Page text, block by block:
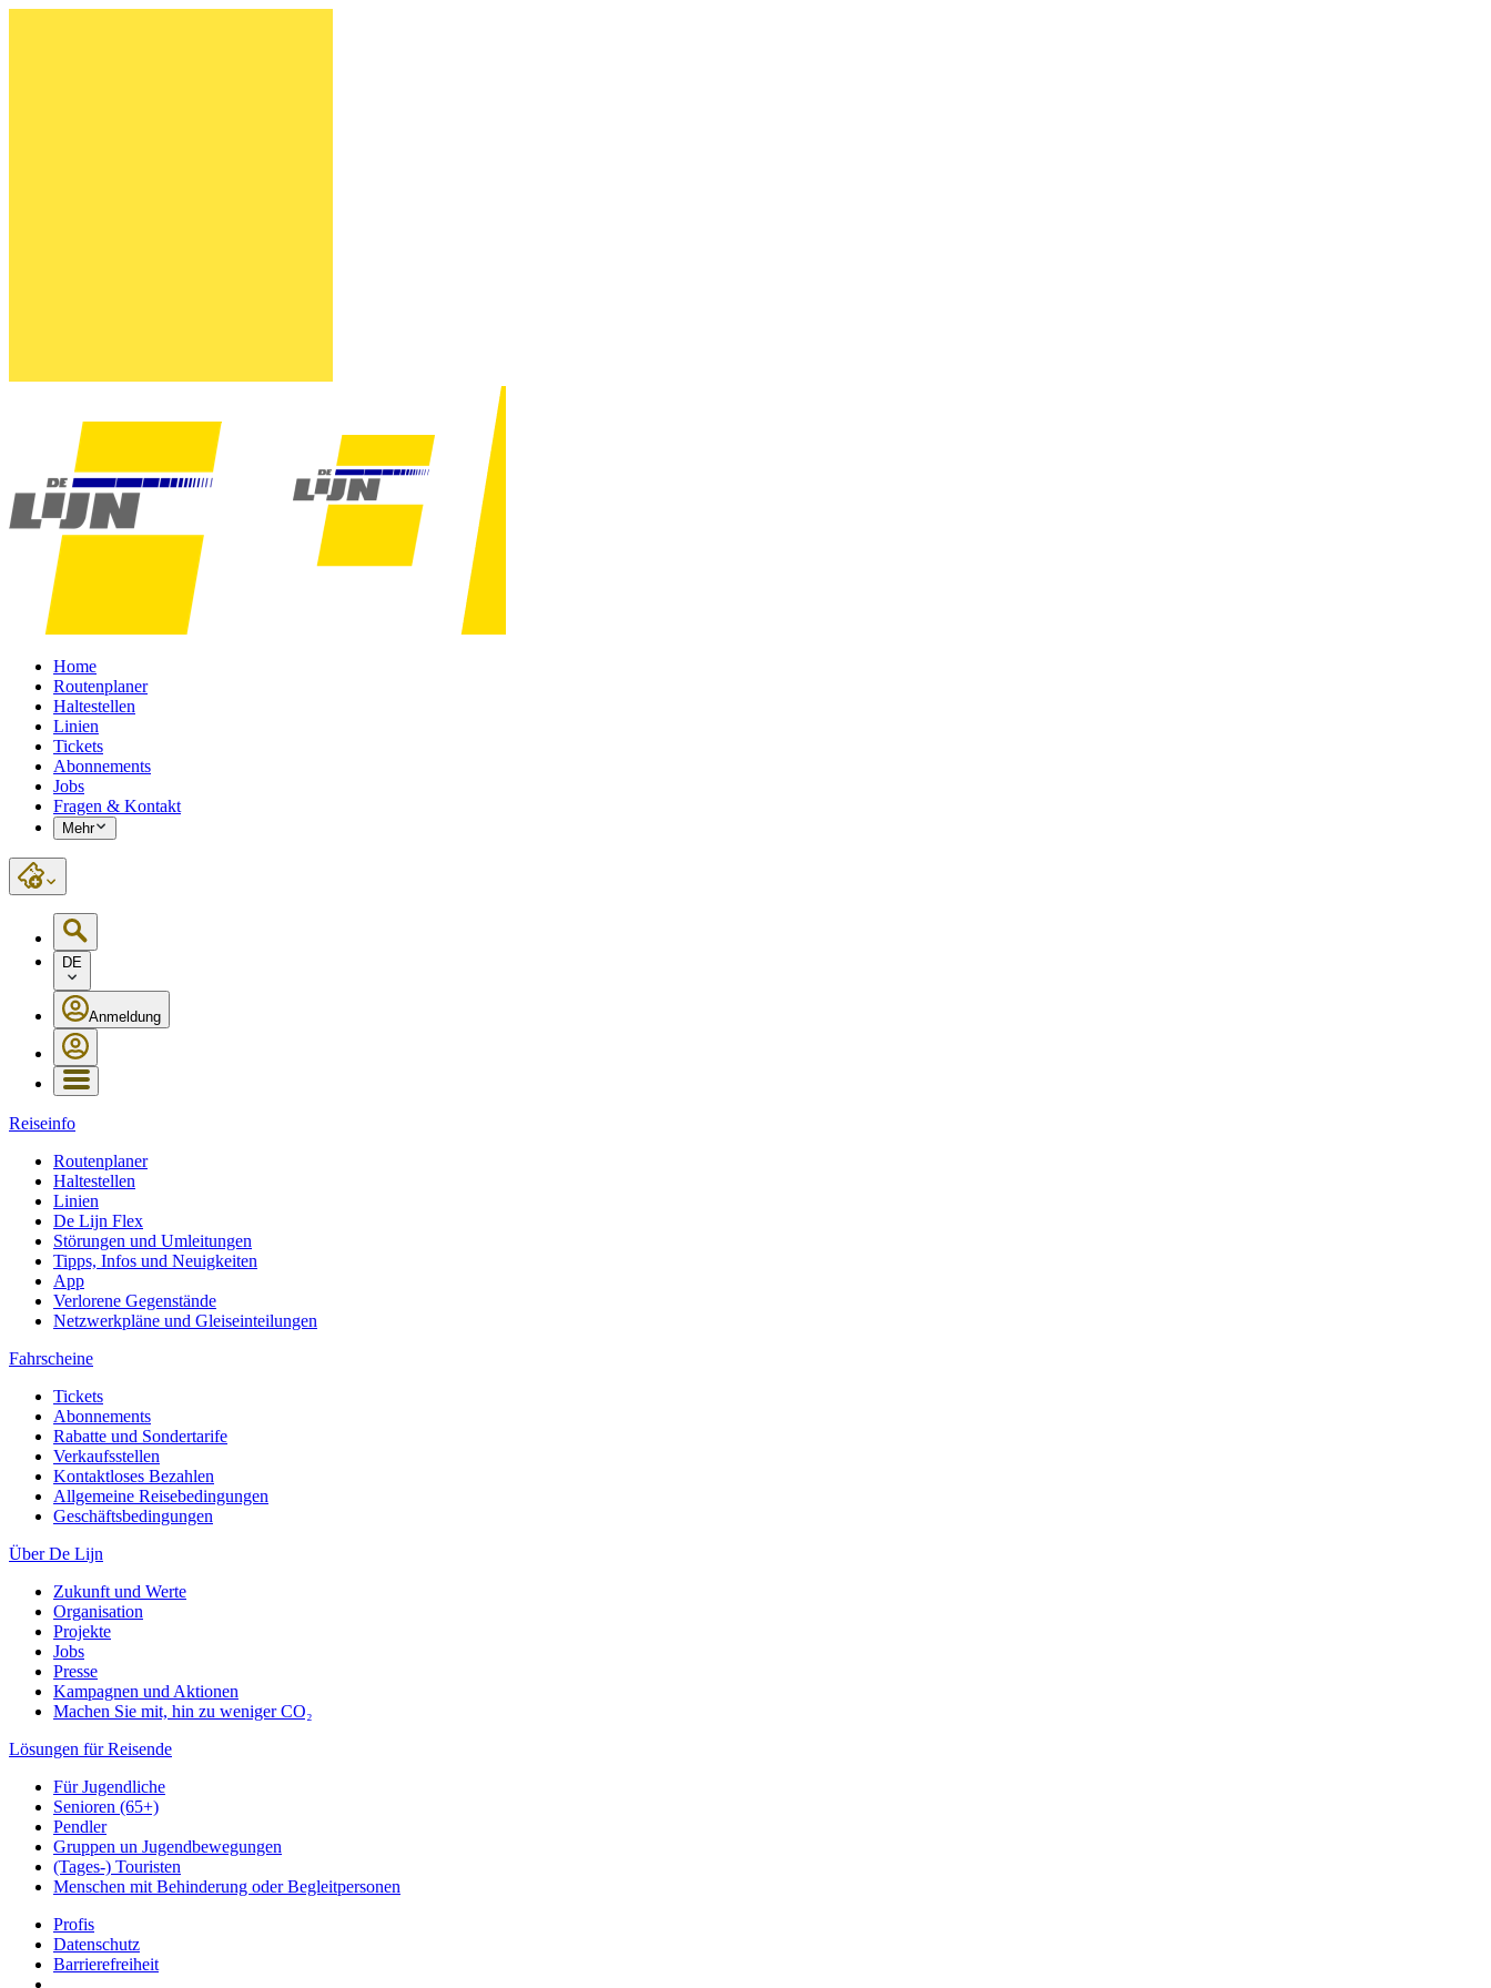
Home
Routenplaner
Haltestellen
Linien
Tickets
Abonnements
Jobs
Fragen & Kontakt
Mehr
DE
Anmeldung
Reiseinfo
Routenplaner
Haltestellen
Linien
De Lijn Flex
Störungen und Umleitungen
Tipps, Infos und Neuigkeiten
App
Verlorene Gegenstände
Netzwerkpläne und Gleiseinteilungen
Fahrscheine
Tickets
Abonnements
Rabatte und Sondertarife
Verkaufsstellen
Kontaktloses Bezahlen
Allgemeine Reisebedingungen
Geschäftsbedingungen
Über De Lijn
Zukunft und Werte
Organisation
Projekte
Jobs
Presse
Kampagnen und Aktionen
Machen Sie mit, hin zu weniger CO₂
Lösungen für Reisende
Für Jugendliche
Senioren (65+)
Pendler
Gruppen un Jugendbewegungen
(Tages-) Touristen
Menschen mit Behinderung oder Begleitpersonen
Profis
Datenschutz
Barrierefreiheit